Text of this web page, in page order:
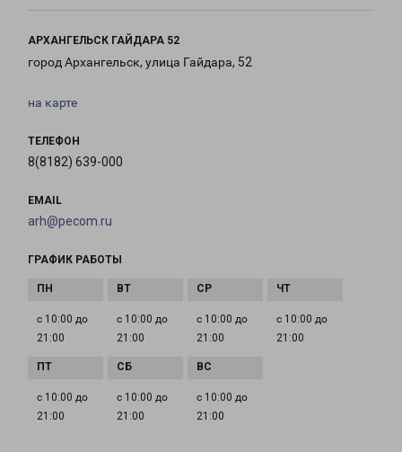
АРХАНГЕЛЬСК ГАЙДАРА 52
город Архангельск, улица Гайдара, 52
на карте
ТЕЛЕФОН
8(8182) 639-000
EMAIL
arh@pecom.ru
ГРАФИК РАБОТЫ
с 10:00 до
21:00
с 10:00 до
21:00
с 10:00 до
21:00
с 10:00 до
21:00
с 10:00 до
21:00
с 10:00 до
21:00
с 10:00 до
21:00